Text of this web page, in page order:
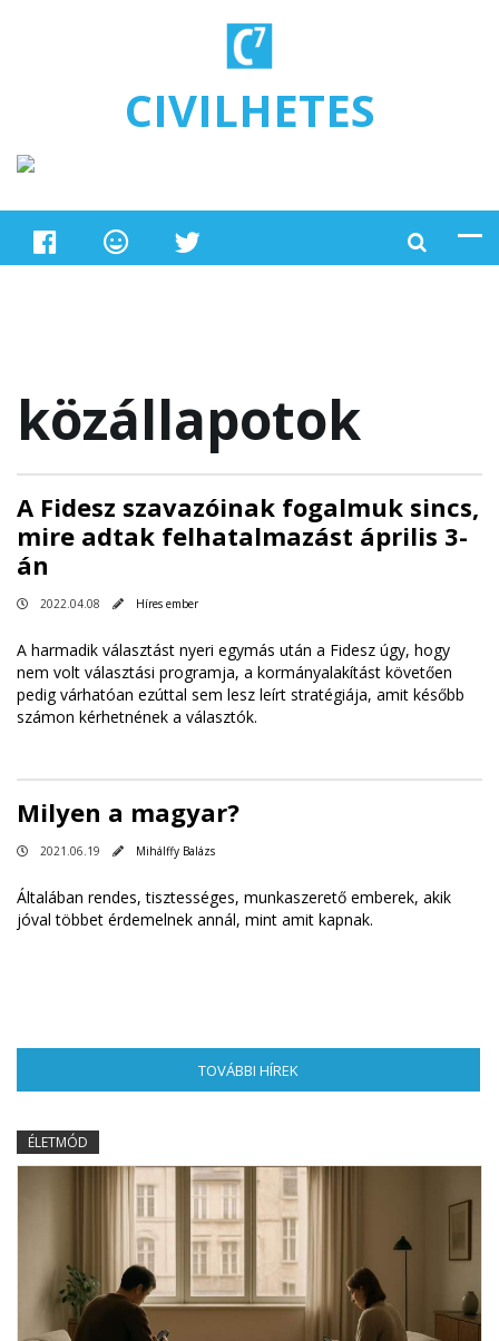
CIVILHETES
közállapotok
A Fidesz szavazóinak fogalmuk sincs,
mire adtak felhatalmazást április 3-
án
2022.04.08 Híres ember
A harmadik választást nyeri egymás után a Fidesz úgy, hogy
nem volt választási programja, a kormányalakítást követően
pedig várhatóan ezúttal sem lesz leírt stratégiája, amit később
számon kérhetnének a választók.
Milyen a magyar?
2021.06.19 Mihálffy Balázs
Általában rendes, tisztességes, munkaszerető emberek, akik
jóval többet érdemelnek annál, mint amit kapnak.
TOVÁBBI HÍREK
ÉLETMÓD